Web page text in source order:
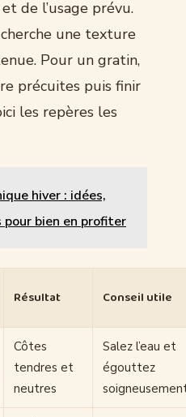
de l’usage prévu.
une texture
Pour un gratin,
précuites puis finir
les repères les
hiver : idées,
bien en profiter
Résultat Conseil utile
Côtes
tendres et
neutres
Salez l’eau et
égouttez